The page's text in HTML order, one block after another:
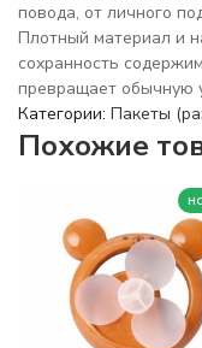
повода, от личного
Плотный материал и
сохранность
превращает обычную
Категории: Пакеты
Похожие